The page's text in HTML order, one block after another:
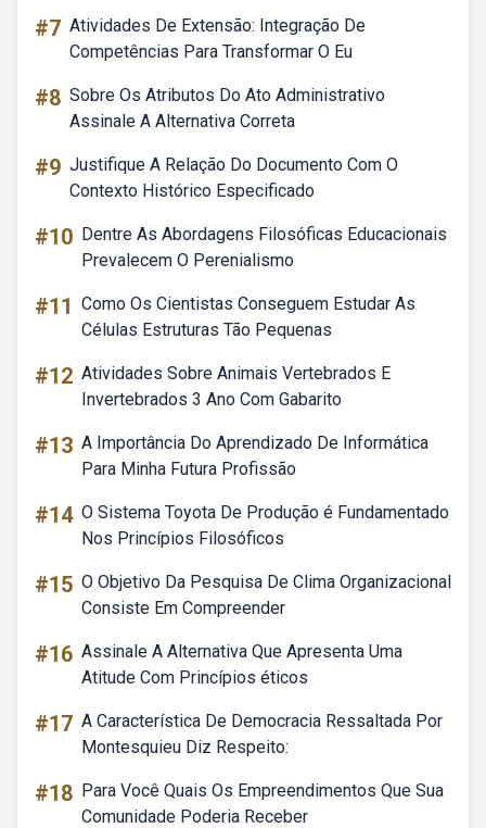
#7 Atividades De Extensão: Integração De
Competências Para Transformar O Eu
#8 Sobre Os Atributos Do Ato Administrativo
Assinale A Alternativa Correta
#9 Justifique A Relação Do Documento Com O
Contexto Histórico Especificado
#10 Dentre As Abordagens Filosóficas Educacionais
Prevalecem O Perenialismo
#11 Como Os Cientistas Conseguem Estudar As
Células Estruturas Tão Pequenas
#12 Atividades Sobre Animais Vertebrados E
Invertebrados 3 Ano Com Gabarito
#13 A Importância Do Aprendizado De Informática
Para Minha Futura Profissão
#14 O Sistema Toyota De Produção é Fundamentado
Nos Princípios Filosóficos
#15 O Objetivo Da Pesquisa De Clima Organizacional
Consiste Em Compreender
#16 Assinale A Alternativa Que Apresenta Uma
Atitude Com Princípios éticos
#17 A Característica De Democracia Ressaltada Por
Montesquieu Diz Respeito:
#18 Para Você Quais Os Empreendimentos Que Sua
Comunidade Poderia Receber